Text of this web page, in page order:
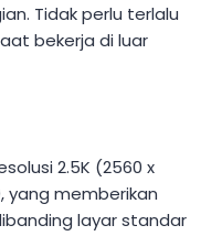
Tidak perlu terlalu
bekerja di luar
2.5K (2560 x
yang memberikan
layar standar